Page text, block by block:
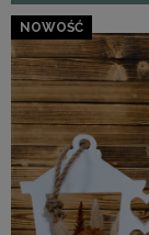
NOWOŚĆ